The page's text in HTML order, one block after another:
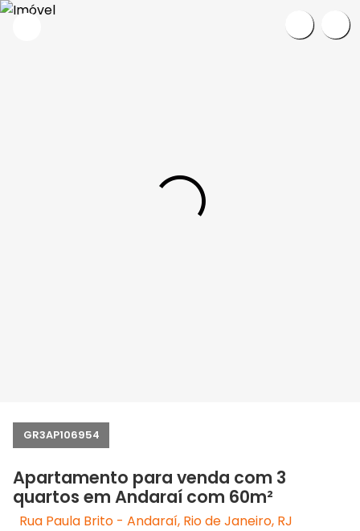
GR3AP106954
Apartamento para venda com 3
quartos em Andaraí com 60m²
Rua Paula Brito - Andaraí, Rio de Janeiro, RJ